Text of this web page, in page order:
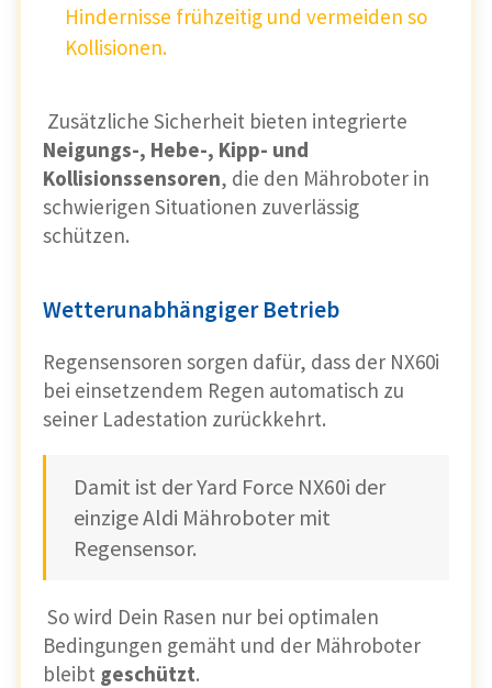
Hindernisse frühzeitig und vermeiden so
Kollisionen.
Zusätzliche Sicherheit bieten integrierte
Neigungs-, Hebe-, Kipp- und
Kollisionssensoren, die den Mähroboter in
schwierigen Situationen zuverlässig
schützen.
Wetterunabhängiger Betrieb
Regensensoren sorgen dafür, dass der NX60i
bei einsetzendem Regen automatisch zu
seiner Ladestation zurückkehrt.
Damit ist der Yard Force NX60i der
einzige Aldi Mähroboter mit
Regensensor.
So wird Dein Rasen nur bei optimalen
Bedingungen gemäht und der Mähroboter
bleibt geschützt.